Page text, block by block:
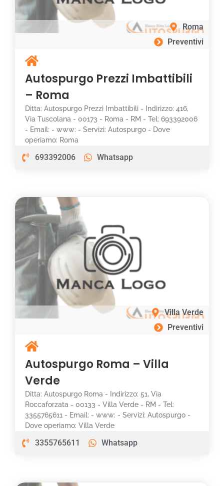
Roma
Preventivi
Autospurgo Prezzi Imbattibili
– Roma
Ditta: Autospurgo Prezzi Imbattibili - Indirizzo: 416,
Via Tuscolana - 00173 - Roma - RM - Tel: 693392006
- Email: - www: - Servizi: Autospurgo - Dove
operiamo: Roma
693392006 Whatsapp
Villa Verde
Preventivi
Autospurgo Roma – Villa
Verde
Ditta: Autospurgo Roma - Indirizzo: 51, Via
Roccaforzata - 00133 - Villa Verde - RM - Tel:
3355765611 - Email: - www: - Servizi: Autospurgo -
Dove operiamo: Villa Verde
3355765611 Whatsapp